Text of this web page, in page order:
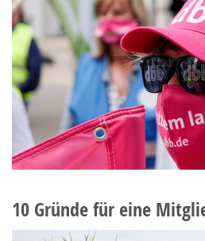
10 Gründe für eine